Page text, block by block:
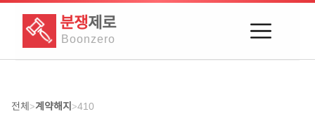
분쟁제로
Boonzero
전체>계약해지>410